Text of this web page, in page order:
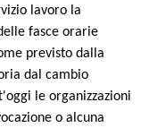
lavoro la
fasce orarie
previsto dalla
dal cambio
le organizzazioni
o alcuna